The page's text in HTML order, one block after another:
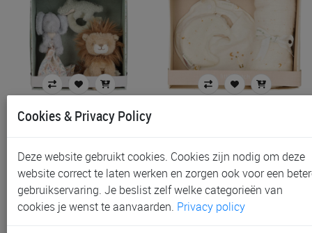
Cadeauset Little Dutch
Giftset | Safari Friends
Cookies & Privacy Policy
Deze website gebruikt cookies. Cookies zijn nodig om deze
website correct te laten werken en zorgen ook voor een
gebruikservaring. Je beslist zelf welke categorieën van
cookies je wenst te aanvaarden. Privacy policy